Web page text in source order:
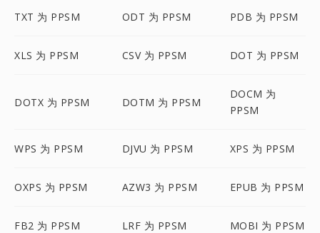
TXT 为 PPSM ODT 为 PPSM PDB 为 PPSM
XLS 为 PPSM CSV 为 PPSM DOT 为 PPSM
DOTX 为 PPSM DOTM 为 PPSM
DOCM 为
PPSM
WPS 为 PPSM DJVU 为 PPSM XPS 为 PPSM
OXPS 为 PPSM AZW3 为 PPSM EPUB 为 PPSM
FB2 为 PPSM LRF 为 PPSM MOBI 为 PPSM